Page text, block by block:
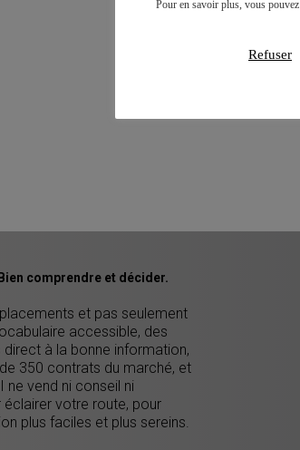
comprendre et décider.
et pas seulement
accessible, des
à la bonne information,
350 contrats du marché, et
ne vend ni conseil ni
votre route, pour
plus faciles et plus sereins.
Pour en savoir plus, vous pouvez
Refuser